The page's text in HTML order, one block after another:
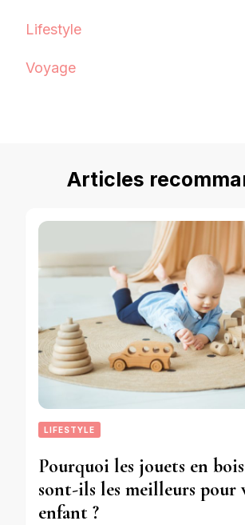
Lifestyle
Voyage
Articles
LIFESTYLE
Pourquoi les jouets en
sont-ils les meilleurs pour
enfant ?